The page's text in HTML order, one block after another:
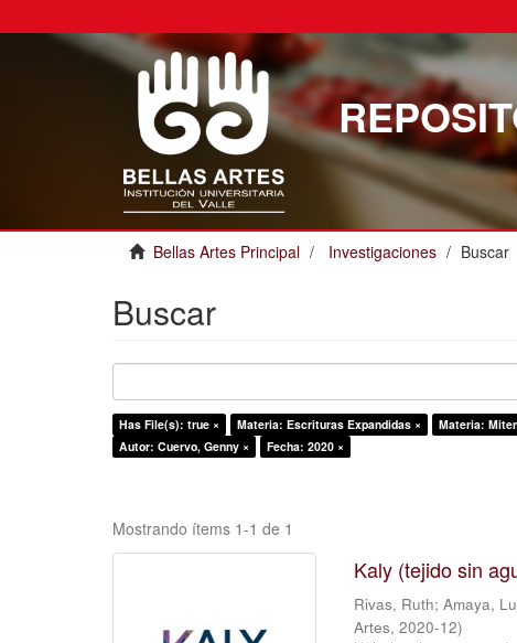
Bellas Artes Principal Investigaciones Buscar
Buscar
Has File(s): true × Materia: Escrituras Expandidas × Materia:
Autor: Cuervo, Genny ×
Fecha: 2020 ×
Mostrando ítems 1-1 de 1
Kaly (tejido sin
Rivas, Ruth;Amaya,
Artes,2020-12)